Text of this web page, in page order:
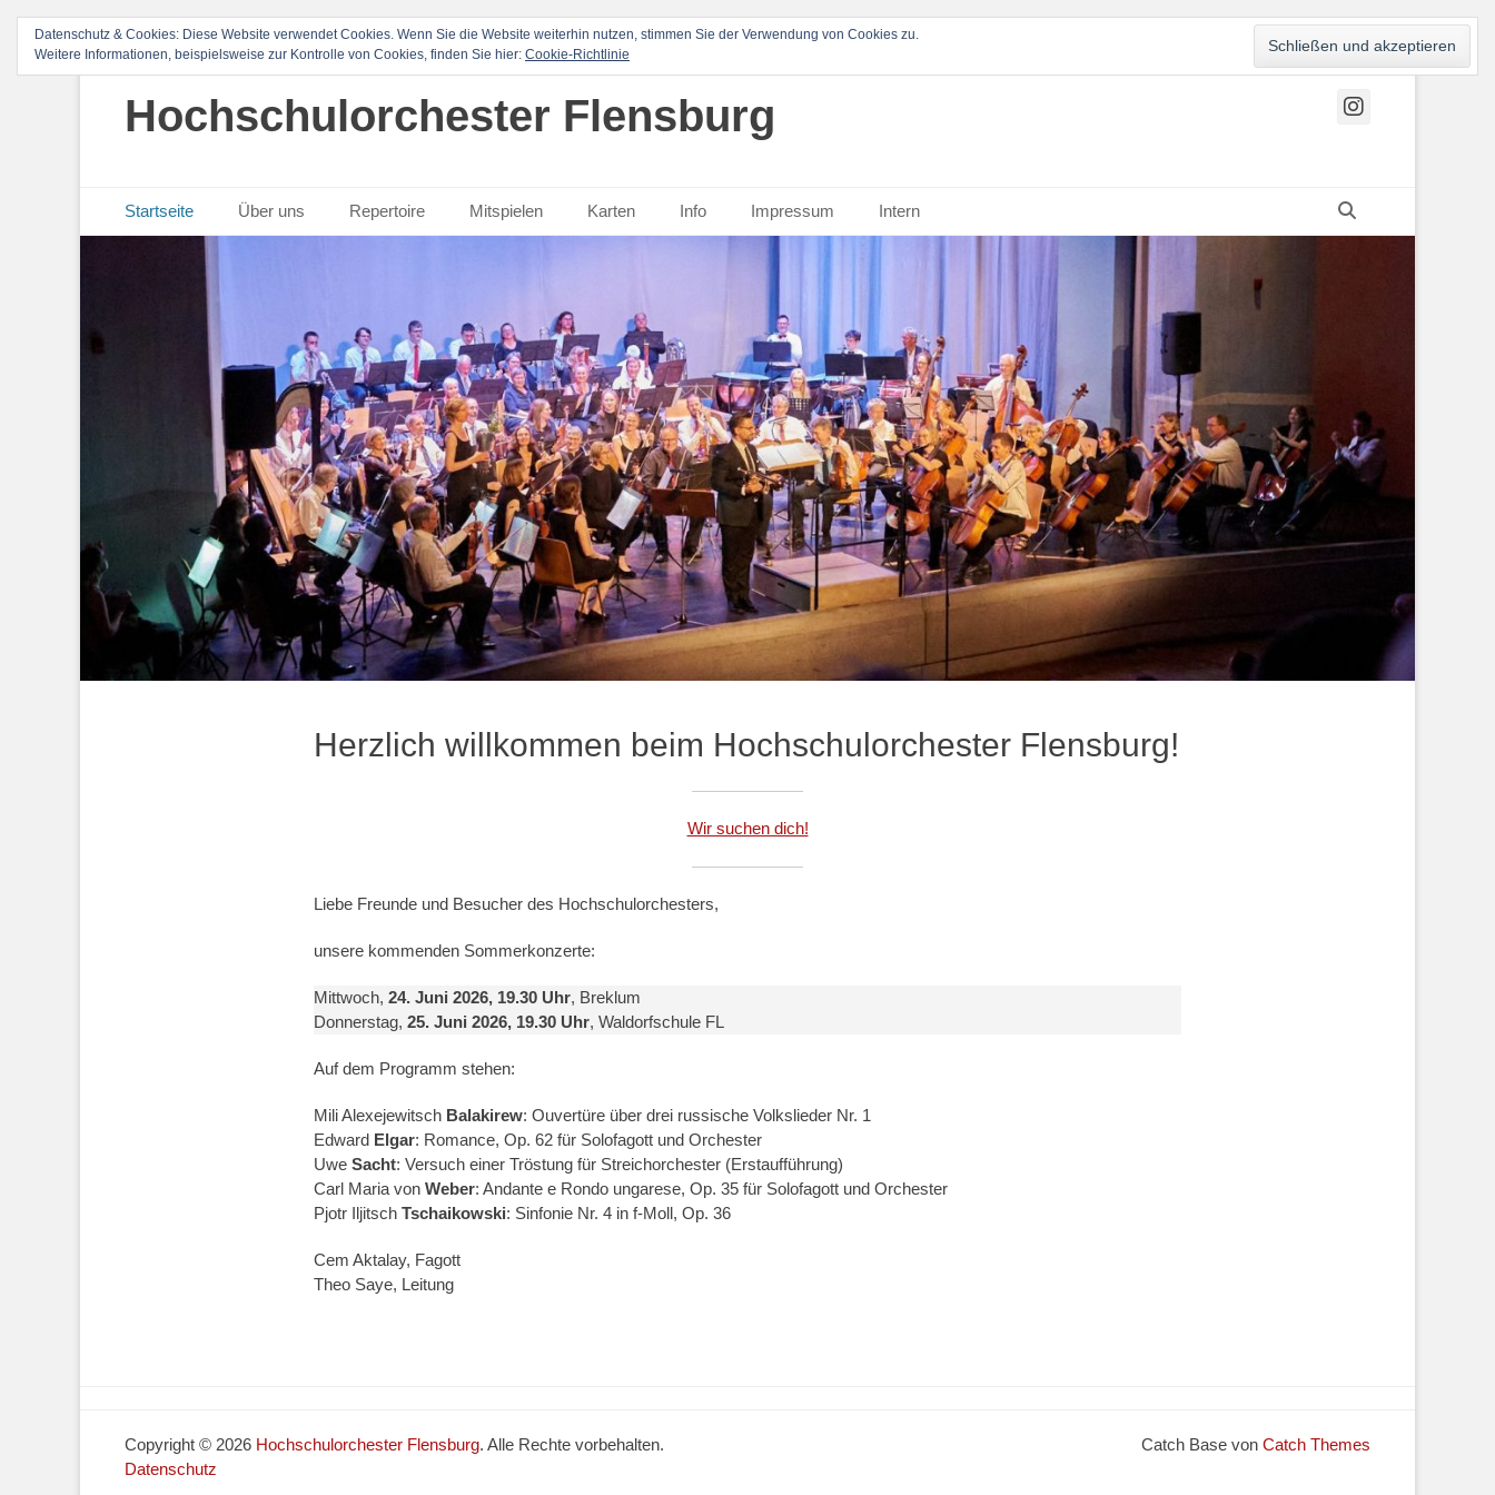
Hochschulorchester Flensburg
Primäres Menü
Inhalt
Startseite Über uns Repertoire Mitspielen Karten Info Impressum Intern
Herzlich willkommen beim Hochschulorchester Flensburg!
Wir suchen dich!
Liebe Freunde und Besucher des Hochschulorchesters,
unsere kommenden Sommerkonzerte:
Mittwoch, 24. Juni 2026, 19.30 Uhr, Breklum
Donnerstag, 25. Juni 2026, 19.30 Uhr, Waldorfschule FL
Auf dem Programm stehen:
Mili Alexejewitsch Balakirew: Ouvertüre über drei russische Volkslieder Nr. 1
Edward Elgar: Romance, Op. 62 für Solofagott und Orchester
Uwe Sacht: Versuch einer Tröstung für Streichorchester (Erstaufführung)
Carl Maria von Weber: Andante e Rondo ungarese, Op. 35 für Solofagott und Orchester
Pjotr Iljitsch Tschaikowski: Sinfonie Nr. 4 in f-Moll, Op. 36
Cem Aktalay, Fagott
Theo Saye, Leitung
Copyright © 2026 Hochschulorchester Flensburg. Alle Rechte vorbehalten.
Datenschutz
Catch Base von Catch Themes
Datenschutz & Cookies: Diese Website verwendet Cookies. Wenn Sie die Website weiterhin nutzen, stimmen Sie der Verwendung von Cookies zu.
Weitere Informationen, beispielsweise zur Kontrolle von Cookies, finden Sie hier: Cookie-Richtlinie